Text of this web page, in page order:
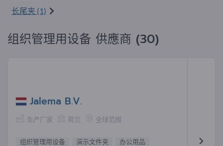
长尾夹 (1)
组织管理用设备 供應商 (30)
Jalema B.V.
生产厂家 荷兰 全球范围
组织管理用设备 演示文件夹
办公用品